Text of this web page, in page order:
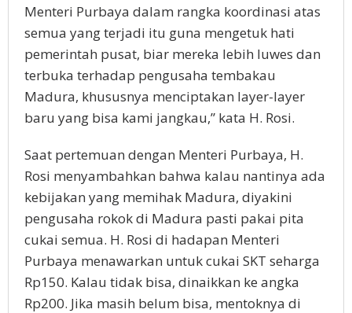
Menteri Purbaya dalam rangka koordinasi atas
semua yang terjadi itu guna mengetuk hati
pemerintah pusat, biar mereka lebih luwes dan
terbuka terhadap pengusaha tembakau
Madura, khususnya menciptakan layer-layer
baru yang bisa kami jangkau,” kata H. Rosi.
Saat pertemuan dengan Menteri Purbaya, H.
Rosi menyambahkan bahwa kalau nantinya ada
kebijakan yang memihak Madura, diyakini
pengusaha rokok di Madura pasti pakai pita
cukai semua. H. Rosi di hadapan Menteri
Purbaya menawarkan untuk cukai SKT seharga
Rp150. Kalau tidak bisa, dinaikkan ke angka
Rp200. Jika masih belum bisa, mentoknya di